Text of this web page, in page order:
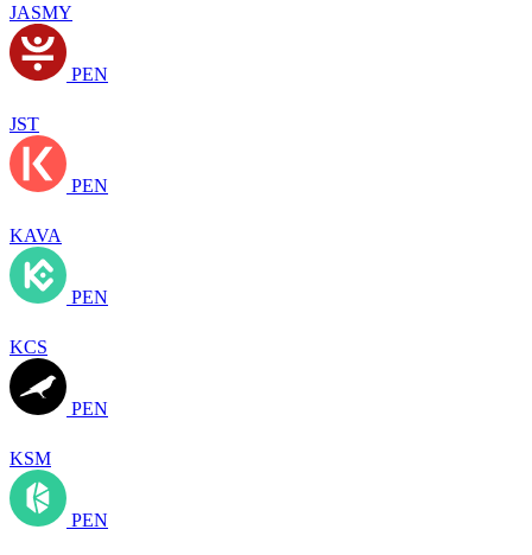
JASMY
PEN
JST
PEN
KAVA
PEN
KCS
PEN
KSM
PEN